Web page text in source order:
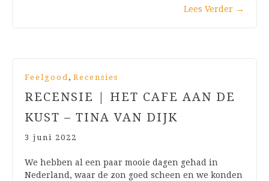
Lees Verder →
Feelgood, Recensies
RECENSIE | HET CAFE AAN DE
KUST – TINA VAN DIJK
3 juni 2022
We hebben al een paar mooie dagen gehad in
Nederland, waar de zon goed scheen en we konden